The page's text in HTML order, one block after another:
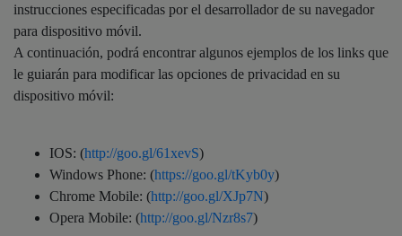
instrucciones especificadas por el desarrollador de su navegador
para dispositivo móvil.
A continuación, podrá encontrar algunos ejemplos de los links que
le guiarán para modificar las opciones de privacidad en su
dispositivo móvil:
IOS: (http://goo.gl/61xevS)
Windows Phone: (https://goo.gl/tKyb0y)
Chrome Mobile: (http://goo.gl/XJp7N)
Opera Mobile: (http://goo.gl/Nzr8s7)